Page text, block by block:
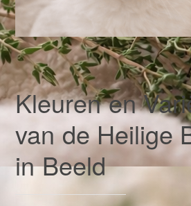
Kleuren en
van de Heilige
in Beeld